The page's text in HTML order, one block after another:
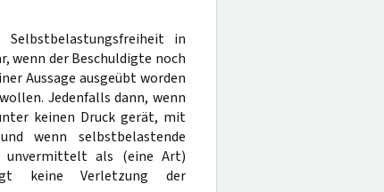
in
wenn der Beschuldigte noch
Aussage ausgeübt worden
Jedenfalls dann, wenn
keinen Druck gerät, mit
wenn selbstbelastende
unvermittelt als (eine Art)
keine Verletzung der